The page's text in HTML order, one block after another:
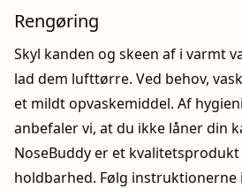
Rengøring
Skyl kanden og skeen af i varmt
lad dem lufttørre. Ved behov,
et mildt opvaskemiddel. Af
anbefaler vi, at du ikke låner din
NoseBuddy er et
holdbarhed. Følg instruktionerne